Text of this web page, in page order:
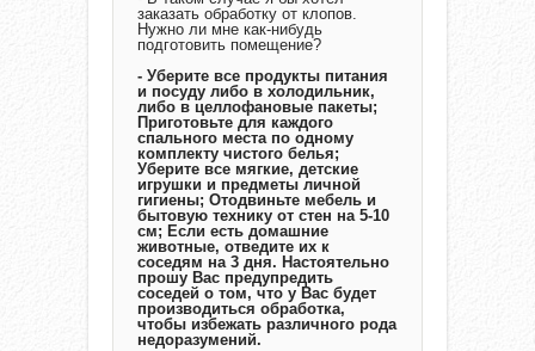
заказать обработку от клопов.
Нужно ли мне как-нибудь
подготовить помещение?
- Уберите все продукты питания
и посуду либо в холодильник,
либо в целлофановые пакеты;
Приготовьте для каждого
спального места по одному
комплекту чистого белья;
Уберите все мягкие, детские
игрушки и предметы личной
гигиены; Отодвиньте мебель и
бытовую технику от стен на 5-10
см; Если есть домашние
животные, отведите их к
соседям на 3 дня. Настоятельно
прошу Вас предупредить
соседей о том, что у Вас будет
производиться обработка,
чтобы избежать различного рода
недоразумений.